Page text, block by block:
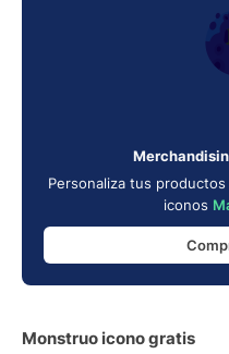
Personaliza tus
iconos
Monstruo icono gratis